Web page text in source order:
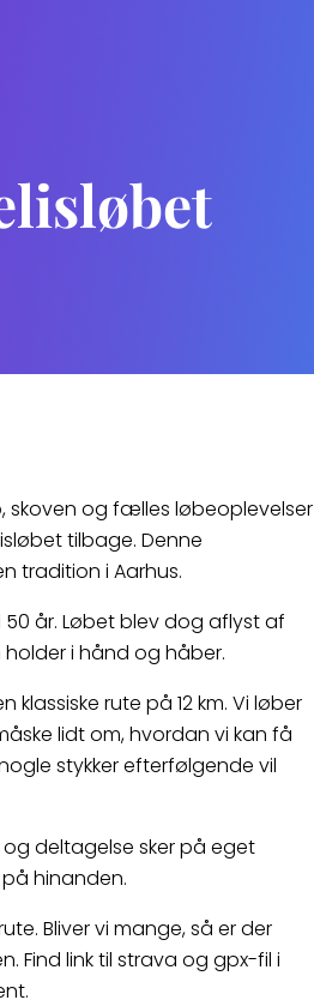
skoven og fælles løbeoplevelser
tilbage. Denne
tradition i Aarhus.
år. Løbet blev dog aflyst af
holder i hånd og håber.
rute på 12 km. Vi løber
lidt om, hvordan vi kan få
stykker efterfølgende vil
deltagelse sker på eget
hinanden.
Bliver vi mange, så er der
Find link til strava og gpx-fil i